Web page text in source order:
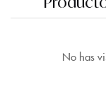
No has